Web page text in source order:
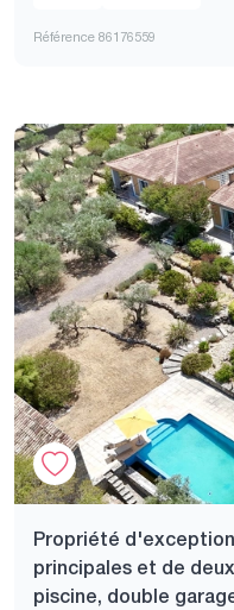
Référence 86176559
Propriété
principales et de
piscine, double